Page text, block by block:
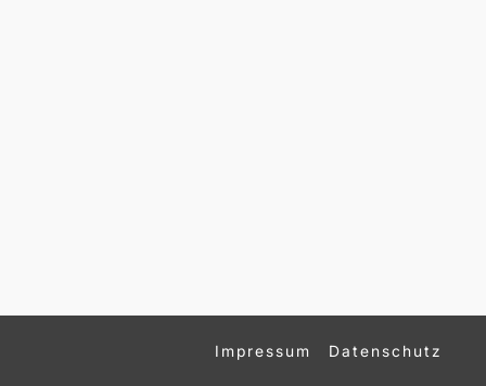
Impressum Datenschutz